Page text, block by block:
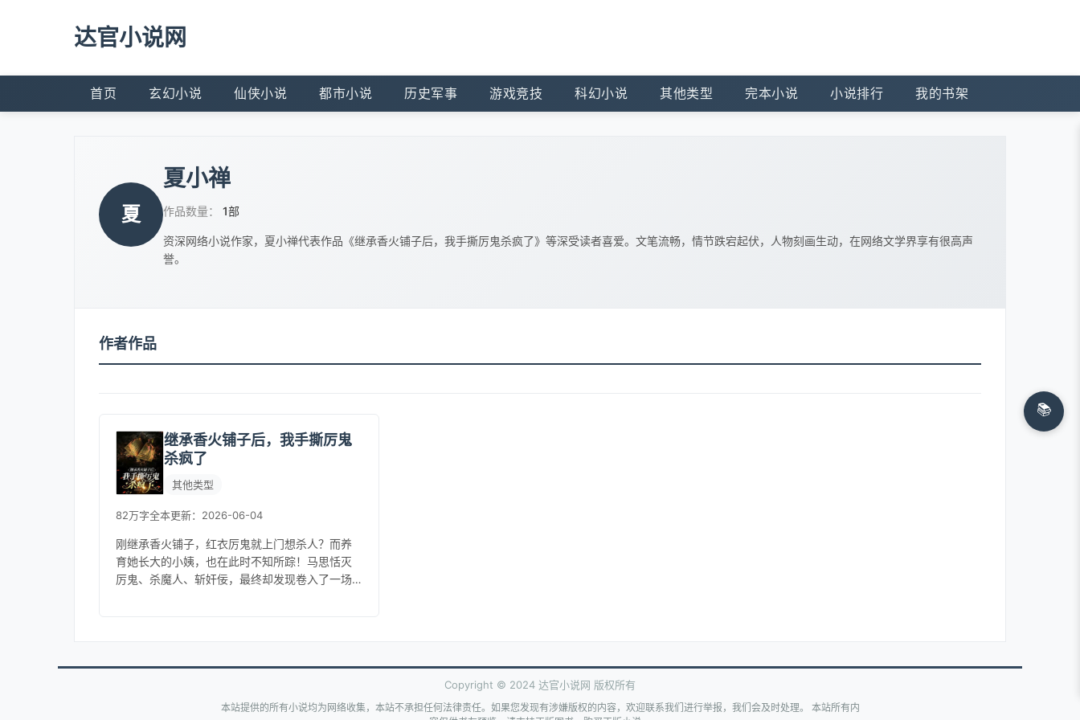
达官小说网
首页 玄幻小说 仙侠小说 都市小说 历史军事 游戏竞技 科幻小说 其他类型 完本小说 小说排行 我的书架
夏
夏小禅
作品数量： 1部
资深网络小说作家，夏小禅代表作品《继承香火铺子后，我手撕厉鬼杀疯了》等深受读者喜爱。文笔流畅，情节跌宕起伏，人物刻画生动，在网络文学界享有很高声
誉。
作者作品
继承香火铺子后，我手撕厉鬼
杀疯了
其他类型
82万字全本更新：2026-06-04
刚继承香火铺子，红衣厉鬼就上门想杀人？而养
育她长大的小姨，也在此时不知所踪！马思恬灭
厉鬼、杀魔人、斩奸佞，最终却发现卷入了一场
📚
Copyright © 2024 达官小说网 版权所有
本站提供的所有小说均为网络收集，本站不承担任何法律责任。如果您发现有涉嫌版权的内容，欢迎联系我们进行举报，我们会及时处理。 本站所有内